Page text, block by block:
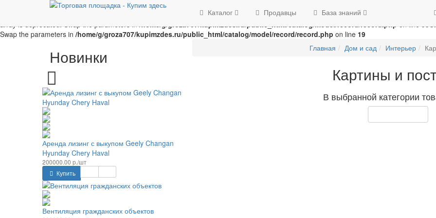
: implode(): Passing glue string after array is deprecated. Swap the parameters in
Parameter must be an array or an object that implements Countable in/home/g/groza707/kupimzdes.ru/public_html/catalog/model/
array is deprecated. Swap the parameters in/home/g/groza707/kupimzdes.ru/public_html/catalog/model/record/record.phpon line95
Swap the parameters in /home/g/groza707/kupimzdes.ru/public_html/catalog/model/record/record.php on line 19
Каталог Продавцы База знаний
Новинки
Аренда лизинг с выкупом Geely Changan
Hyunday Chery Haval
200000.00 р./шт
Купить
Вентиляция гражданских объектов
Главная Дом и сад Интерьер
Картины и
В выбранной категории